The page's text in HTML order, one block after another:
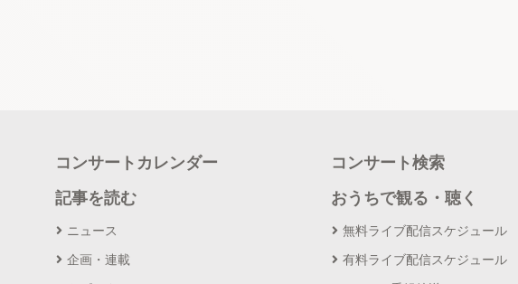
コンサートカレンダー
記事を読む
ニュース
企画・連載
コンサート検索
おうちで観る・聴く
無料ライブ配信スケジュール
有料ライブ配信スケジュール